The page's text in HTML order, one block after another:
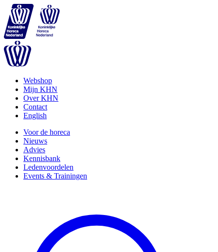
Webshop
Mijn KHN
Over KHN
Contact
English
Voor de horeca
Nieuws
Advies
Kennisbank
Ledenvoordelen
Events & Trainingen